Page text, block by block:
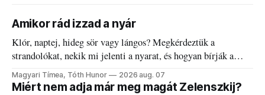
Amikor rád izzad a nyár
Klór, naptej, hideg sör vagy lángos? Megkérdeztük a
strandolókat, nekik mi jelenti a nyarat, és hogyan bírják a
kánikulát.
Magyari Tímea, Tóth Hunor 2026 aug. 07
Miért nem adja már meg magát Zelenszkij?